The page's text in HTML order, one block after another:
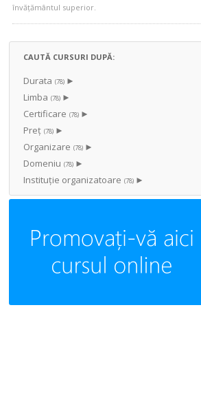
învățământul superior.
CAUTĂ CURSURI DUPĂ:
Durata (78) ►
Limba (78) ►
Certificare (78) ►
Preț (78) ►
Organizare (78) ►
Domeniu (78) ►
Instituţie organizatoare (78) ►